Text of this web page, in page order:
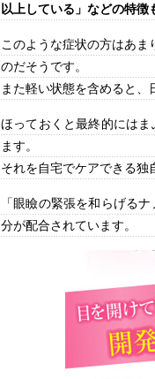
以上している」などの特徴
このような症状の方はあ
のだそうです。
また軽い状態を含めると、
ほっておくと最終的には
ます。
それを自宅でケアできる独
「眼瞼の緊張を和らげる
分が配合されています。